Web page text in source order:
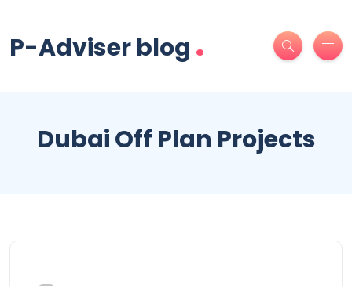
P-Adviser blog .
Dubai Off Plan Projects